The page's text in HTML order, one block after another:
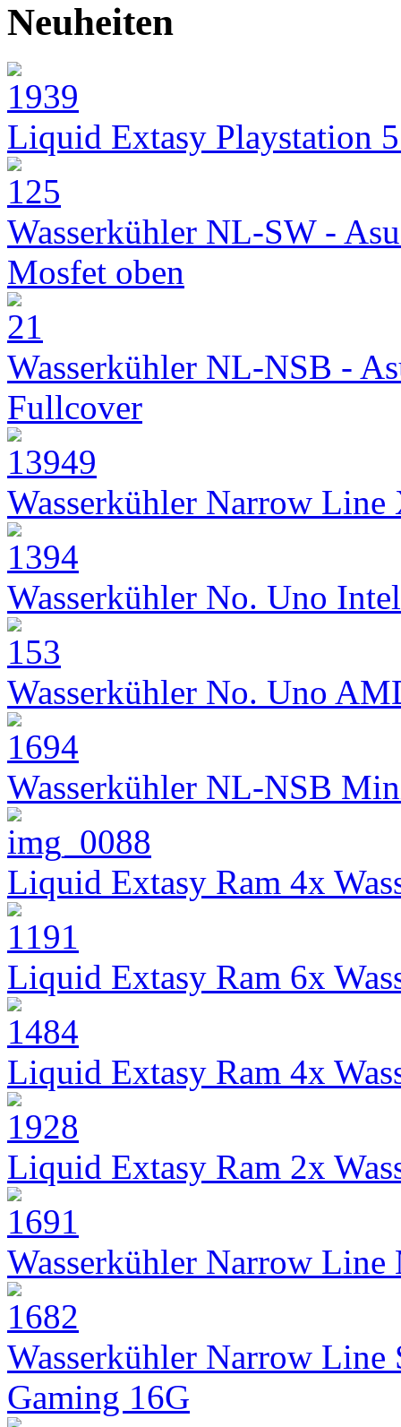
Neuheiten
Liquid Extasy Playstation
Wasserkühler NL-SW -
Mosfet oben
Wasserkühler NL-NSB -
Fullcover
Wasserkühler Narrow
Wasserkühler No. Uno Intel
Wasserkühler No. Uno
Wasserkühler NL-NSB
Liquid Extasy Ram 4x
Liquid Extasy Ram 6x
Liquid Extasy Ram 4x
Liquid Extasy Ram 2x
Wasserkühler Narrow
Wasserkühler Narrow
Gaming 16G